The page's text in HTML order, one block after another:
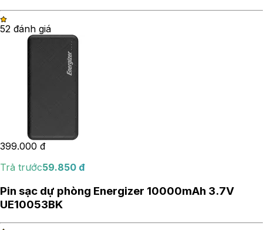
52 đánh giá
399.000 đ
Trả trước59.850 đ
Pin sạc dự phòng Energizer 10000mAh 3.7V
UE10053BK